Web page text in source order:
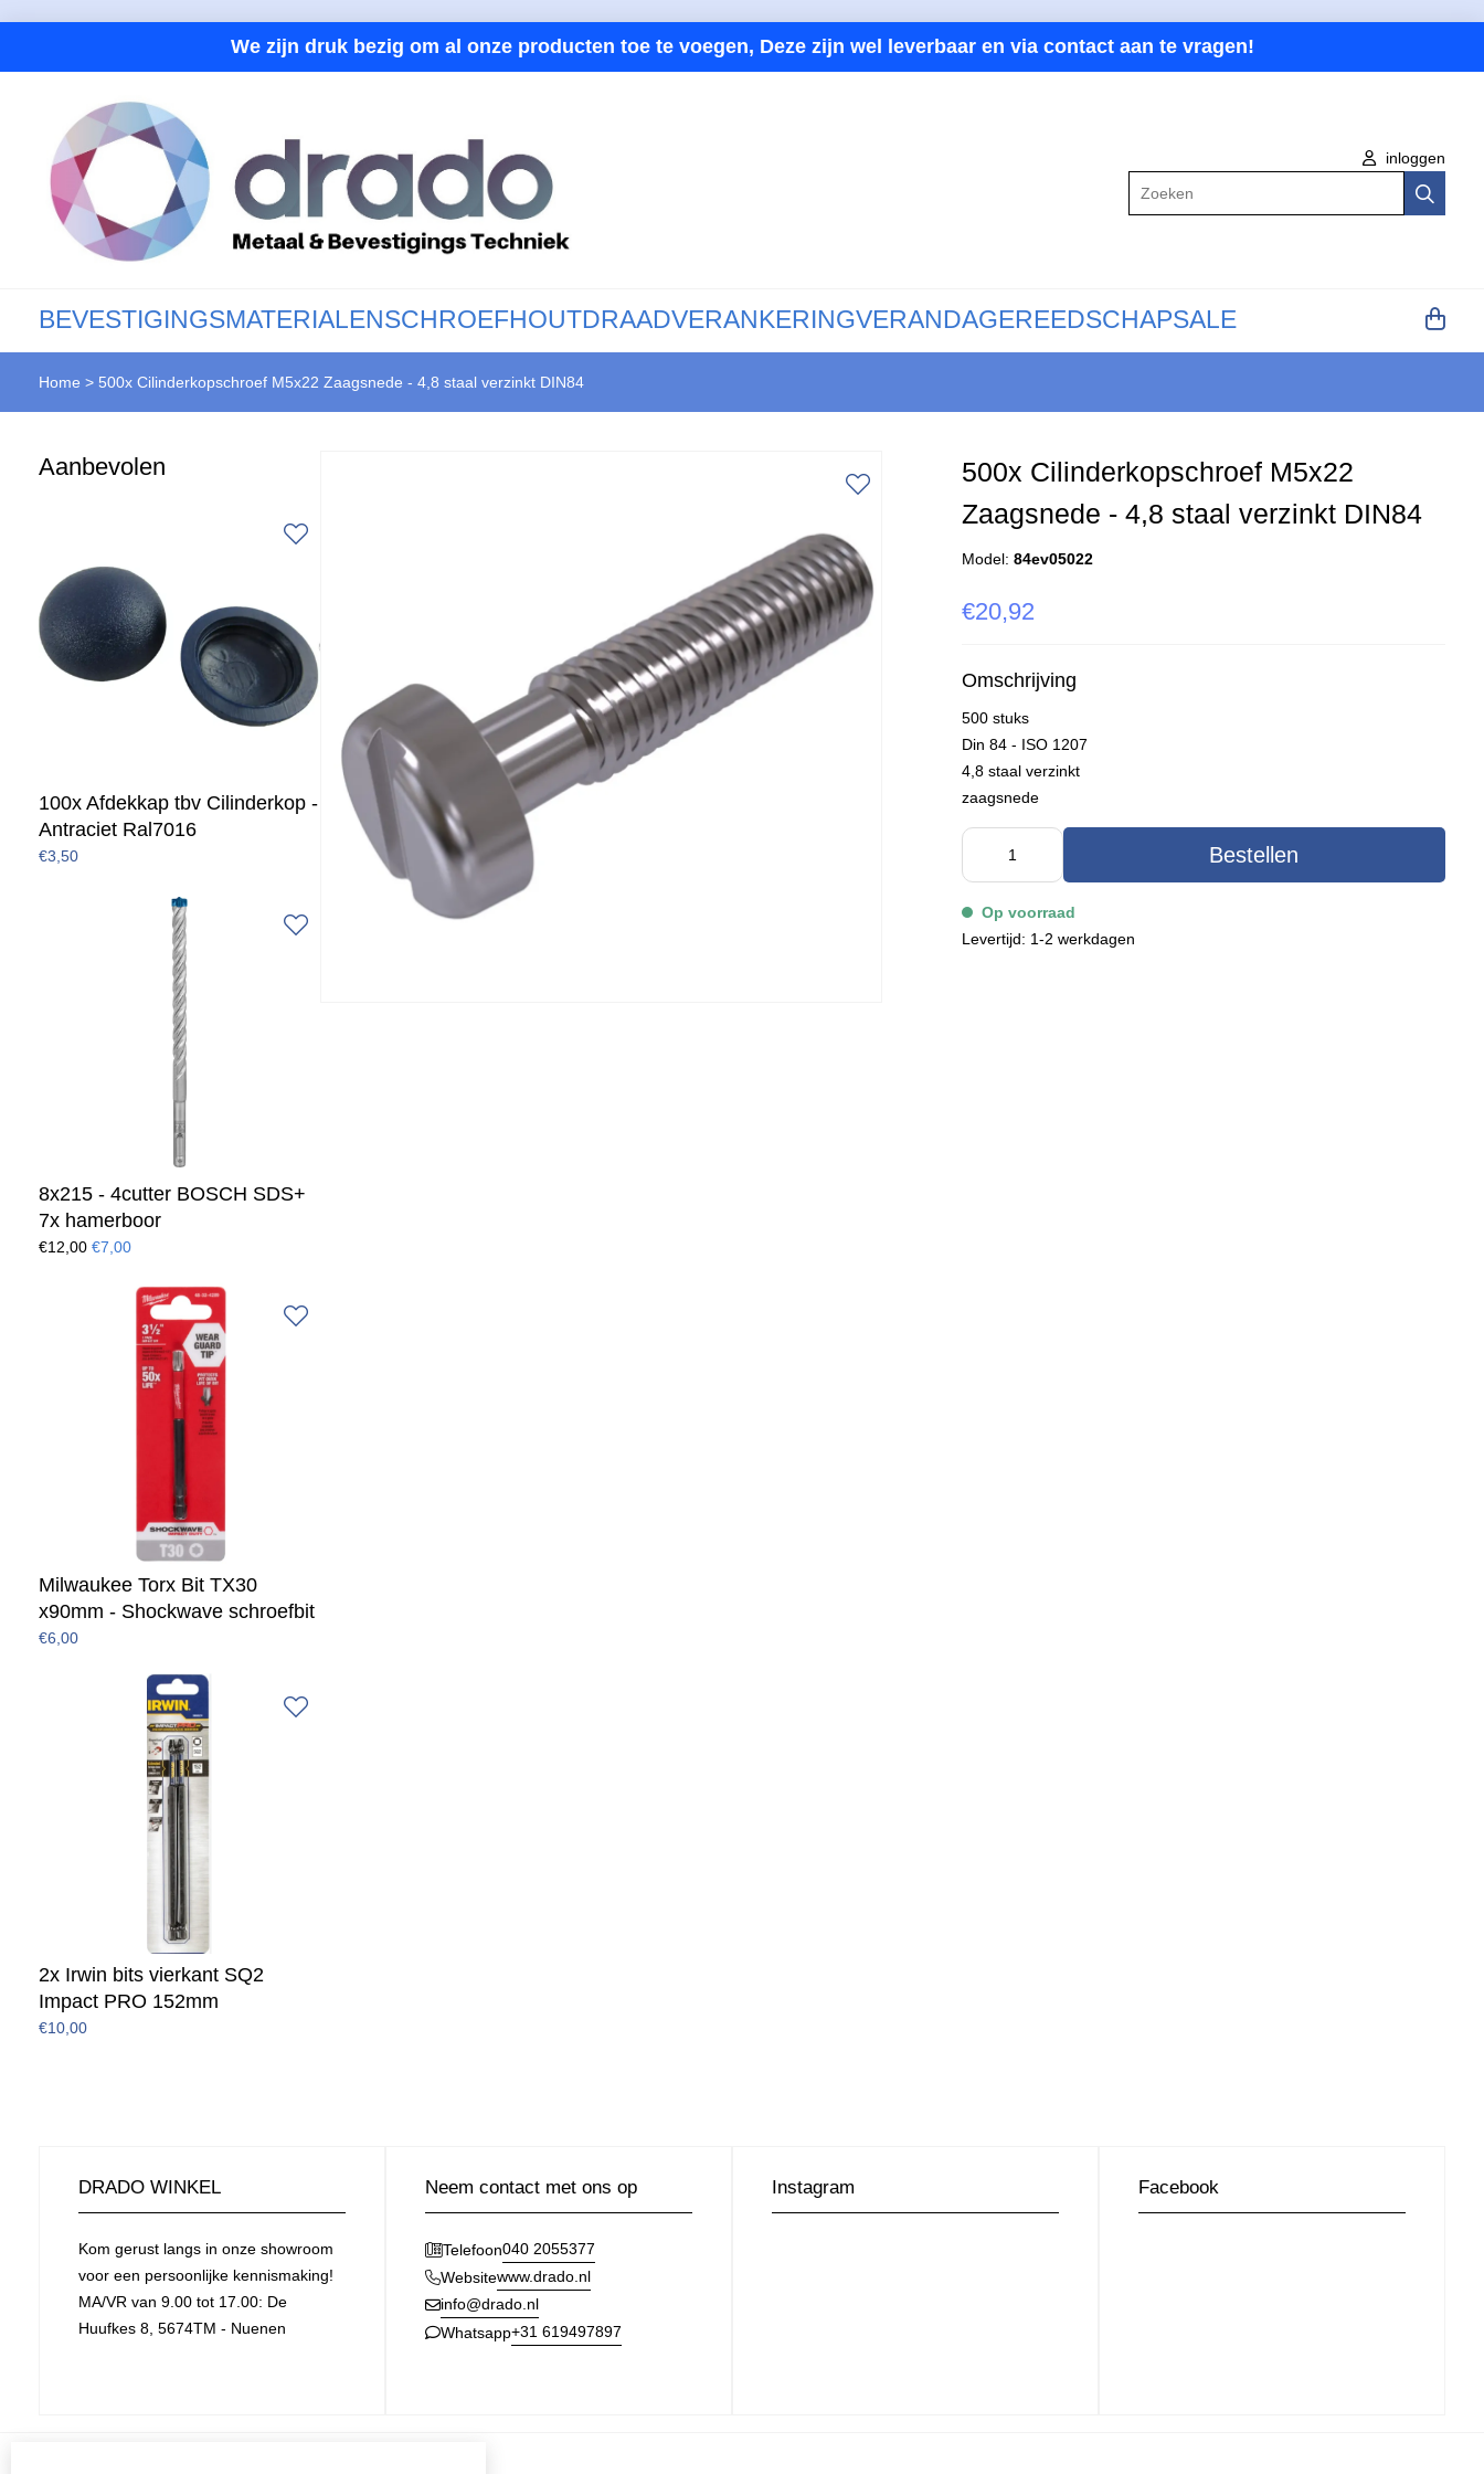
We zijn druk bezig om al onze producten toe te voegen, Deze zijn wel leverbaar en via contact aan te vragen!
inloggen
BEVESTIGINGSMATERIALENSCHROEFHOUTDRAADVERANKERINGVERANDAGEREEDSCHAPSALE
Home > 500x Cilinderkopschroef M5x22 Zaagsnede - 4,8 staal verzinkt DIN84
Aanbevolen
100x Afdekkap tbv Cilinderkop -
Antraciet Ral7016
€3,50
8x215 - 4cutter BOSCH SDS+
7x hamerboor
€12,00 €7,00
Milwaukee Torx Bit TX30
x90mm - Shockwave schroefbit
€6,00
2x Irwin bits vierkant SQ2
Impact PRO 152mm
€10,00
500x Cilinderkopschroef M5x22
Zaagsnede - 4,8 staal verzinkt DIN84
Model: 84ev05022
€20,92
Omschrijving
500 stuks
Din 84 - ISO 1207
4,8 staal verzinkt
zaagsnede
Bestellen
Op voorraad
Levertijd: 1-2 werkdagen
DRADO WINKEL
Kom gerust langs in onze showroom
voor een persoonlijke kennismaking!
MA/VR van 9.00 tot 17.00: De
Huufkes 8, 5674TM - Nuenen
Neem contact met ons op
Telefoon040 2055377
Websitewww.drado.nl
info@drado.nl
Whatsapp+31 619497897
Instagram Facebook